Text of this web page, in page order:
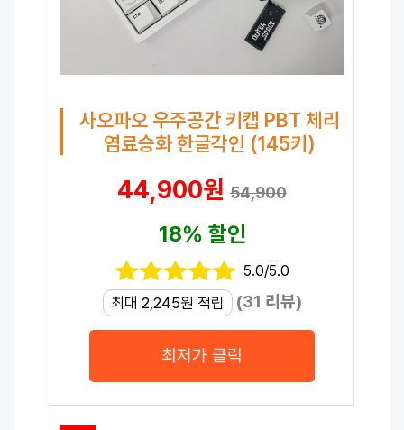
사오파오 우주공간 키캡 PBT 체리
염료승화 한글각인 (145키)
44,900원 54,900
18% 할인
5.0/5.0
최대 2,245원 적립 (31 리뷰)
최저가 클릭